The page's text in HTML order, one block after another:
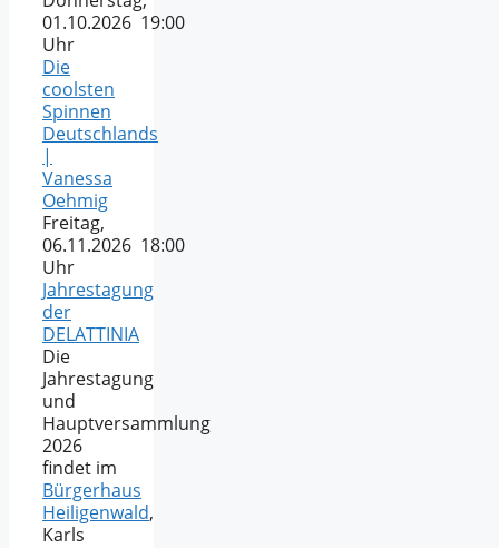
01.10.2026 19:00
Uhr
Die
coolsten
Spinnen
Deutschlands
|
Vanessa
Oehmig
Freitag,
06.11.2026 18:00
Uhr
Jahrestagung
der
DELATTINIA
Die
Jahrestagung
und
Hauptversammlung
2026
findet im
Bürgerhaus
Heiligenwald,
Karls